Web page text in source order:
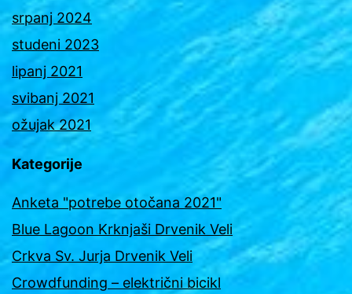
srpanj 2024
studeni 2023
lipanj 2021
svibanj 2021
ožujak 2021
Kategorije
Anketa "potrebe otočana 2021"
Blue Lagoon Krknjaši Drvenik Veli
Crkva Sv. Jurja Drvenik Veli
Crowdfunding – električni bicikl